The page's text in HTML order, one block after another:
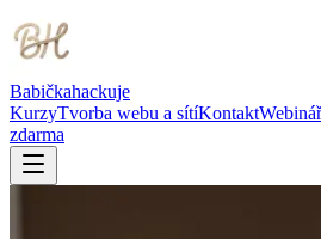
Babičkahackuje
KurzyTvorba webu a sítíKontakt
zdarma